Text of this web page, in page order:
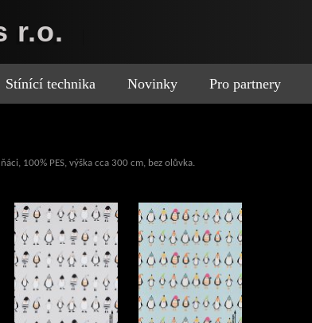
r.o.
Stínící technika Novinky Pro partnery
100% PES, výška cca 300 cm, bez olůvka.